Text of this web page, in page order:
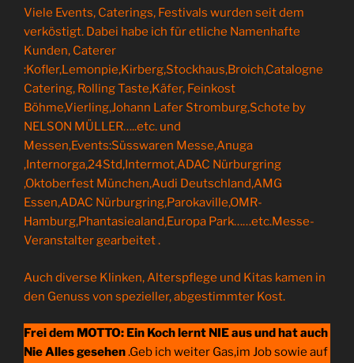
Viele Events, Caterings, Festivals wurden seit dem
verköstigt. Dabei habe ich für etliche Namenhafte
Kunden, Caterer
:Kofler,Lemonpie,Kirberg,Stockhaus,Broich,Catalogne
Catering, Rolling Taste,Käfer, Feinkost
Böhme,Vierling,Johann Lafer Stromburg,Schote by
NELSON MÜLLER…..etc. und
Messen,Events:Süsswaren Messe,Anuga
,Internorga,24Std,Intermot,ADAC Nürburgring
,Oktoberfest München,Audi Deutschland,AMG
Essen,ADAC Nürburgring,Parokaville,OMR-
Hamburg,Phantasiealand,Europa Park……etc.Messe-
Veranstalter gearbeitet .
Auch diverse Klinken, Alterspflege und Kitas kamen in
den Genuss von spezieller, abgestimmter Kost.
Frei dem MOTTO: Ein Koch lernt NIE aus und hat auch
Nie Alles gesehen.Geb ich weiter Gas,im Job sowie auf